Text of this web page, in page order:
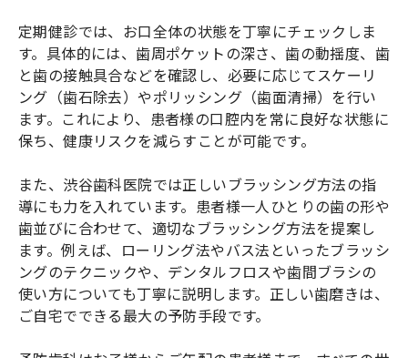
定期健診では、お口全体の状態を丁寧にチェックしま
す。具体的には、歯周ポケットの深さ、歯の動揺度、歯
と歯の接触具合などを確認し、必要に応じてスケーリ
ング（歯石除去）やポリッシング（歯面清掃）を行い
ます。これにより、患者様の口腔内を常に良好な状態に
保ち、健康リスクを減らすことが可能です。
また、渋谷歯科医院では正しいブラッシング方法の指
導にも力を入れています。患者様一人ひとりの歯の形や
歯並びに合わせて、適切なブラッシング方法を提案し
ます。例えば、ローリング法やバス法といったブラッシ
ングのテクニックや、デンタルフロスや歯間ブラシの
使い方についても丁寧に説明します。正しい歯磨きは、
ご自宅でできる最大の予防手段です。